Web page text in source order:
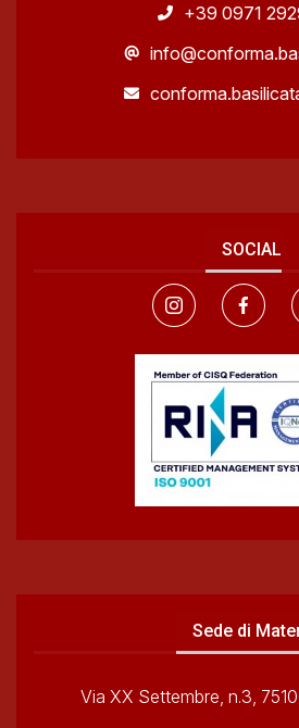
+39 0971
SOCIAL
Sede di
Via XX Settembre, n.3,